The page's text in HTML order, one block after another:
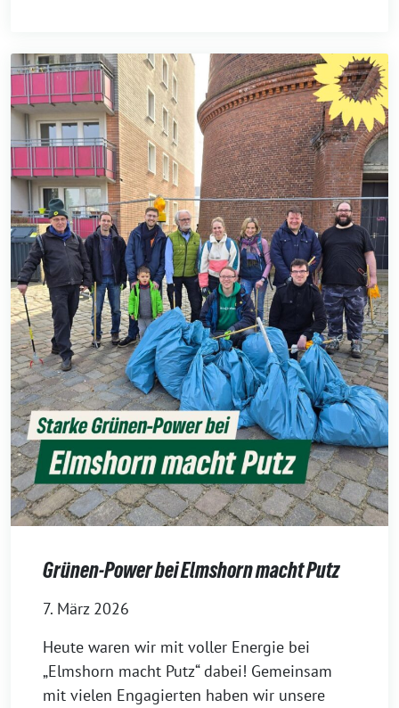
Grünen-Power bei Elmshorn macht Putz
7. März 2026
Heute waren wir mit voller Energie bei
„Elmshorn macht Putz“ dabei! Gemeinsam
mit vielen Engagierten haben wir unsere